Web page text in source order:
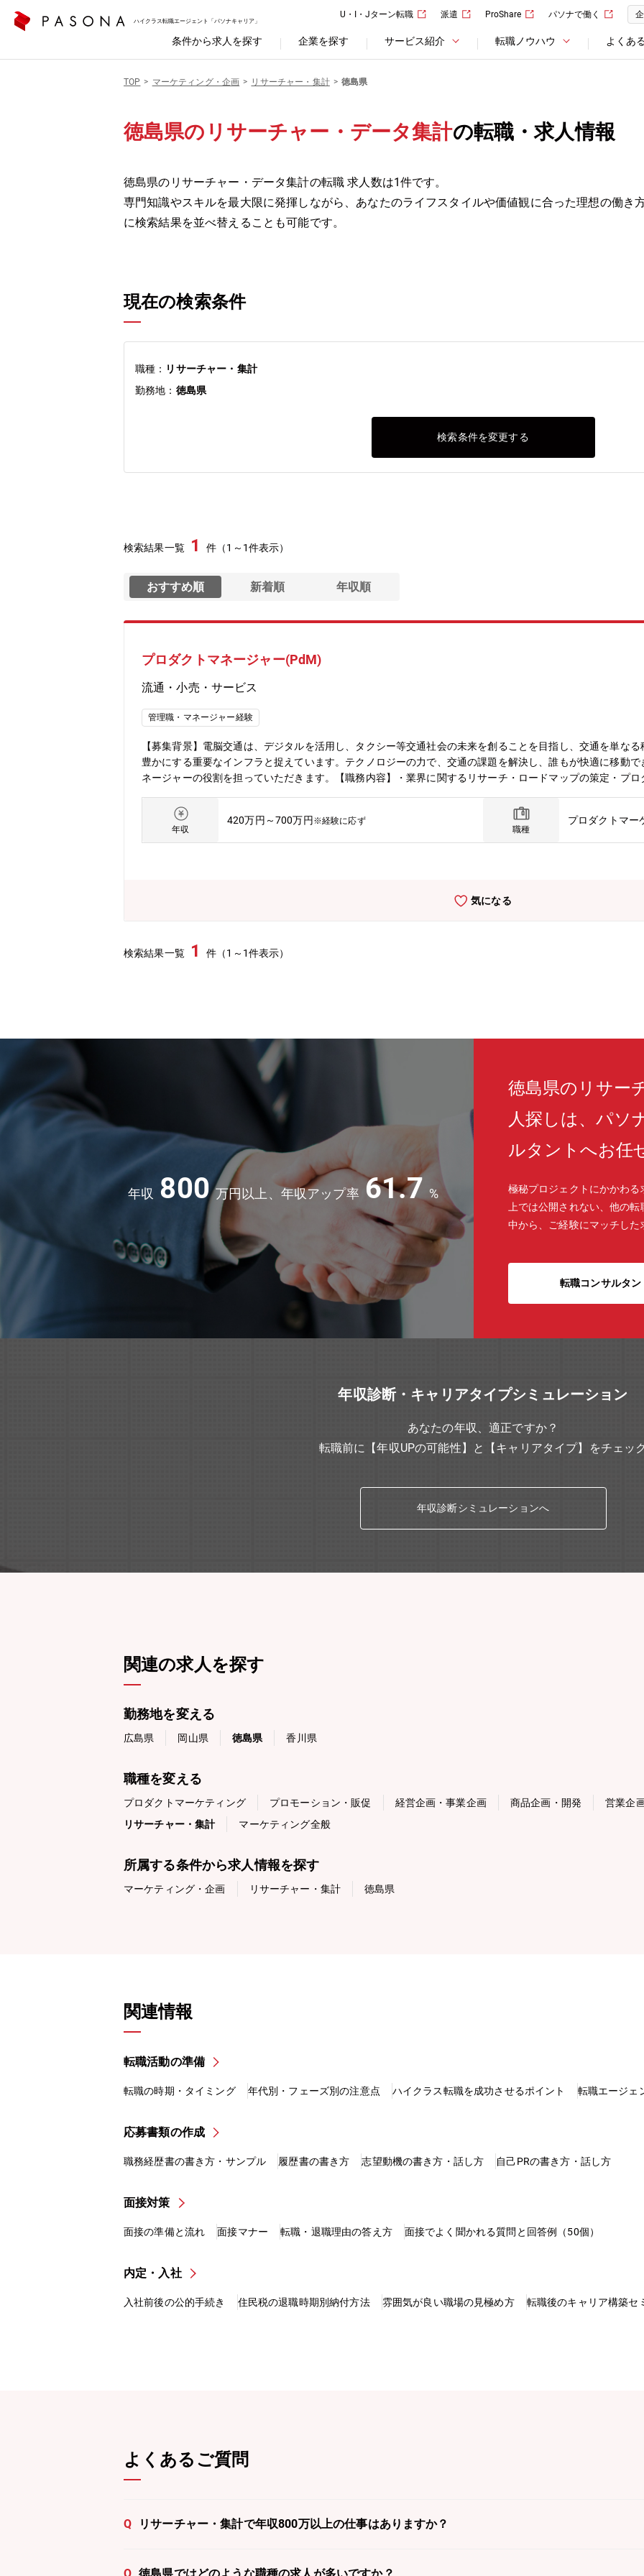
ハイクラス転職エージェント「パソナキャリア」
U・I・Jターン転職 派遣 ProShare パソナで働く
条件から求人を探す 企業を探す サービス紹介 転職ノウハウ よくあ
TOP マーケティング・企画 リサーチャー・集計 徳島県
徳島県のリサーチャー・データ集計の転職・求人情報
徳島県のリサーチャー・データ集計の転職 求人数は1件です。
専門知識やスキルを最大限に発揮しながら、あなたのライフスタイルや価値観に合った理想の働き
に検索結果を並べ替えることも可能です。
現在の検索条件
職種： リサーチャー・集計
勤務地： 徳島県
検索条件を変更する
検索結果一覧 1 件（1～1件表示）
おすすめ順 新着順 年収順
プロダクトマネージャー(PdM)
流通・小売・サービス
管理職・マネージャー経験
【募集背景】電脳交通は、デジタルを活用し、タクシー等交通社会の未来を創ることを目指し、交通を単な
豊かにする重要なインフラと捉えています。テクノロジーの力で、交通の課題を解決し、誰もが快適に移動
ネージャーの役割を担っていただきます。【職務内容】・業界に関するリサーチ・ロードマップの策定・プ
連携しつつ、プロダクトの機能開発の優先度等について検討【得られる経験】・プロジェクトマネジメント
識・論理的思考力・マルチタスク遂行能力【歓迎要件】▼プロダクトマネージャーのご経験▼事業開発/企画
て実行してきた経験▼PLに対する責任を持ちながら事業を推進したご経験▼モダンなビジネスでのプロジェ
年収
420万円～700万円 ※経験に応ず
職種
プロダクトマー
気になる
検索結果一覧 1 件（1～1件表示）
年収 800 万円以上、年収アップ率 61.7 %
徳島県のリサー
人探しは、パソ
ルタントへお任
極秘プロジェクトにかかわ
上では公開されない、他の
中から、ご経験にマッチし
転職コンサルタ
年収診断・キャリアタイプシミュレーション
あなたの年収、適正ですか？
転職前に【年収UPの可能性】と【キャリアタイプ】をチェッ
年収診断シミュレーションへ
関連の求人を探す
勤務地を変える
広島県 岡山県 徳島県 香川県
職種を変える
プロダクトマーケティング プロモーション・販促 経営企画・事業企画 商品企画・開発
営業企
リサーチャー・集計
マーケティング全般
所属する条件から求人情報を探す
マーケティング・企画 リサーチャー・集計 徳島県
関連情報
転職活動の準備
転職の時期・タイミング 年代別・フェーズ別の注意点 ハイクラス転職を成功させるポイント 転職エージェ
応募書類の作成
職務経歴書の書き方・サンプル 履歴書の書き方 志望動機の書き方・話し方 自己PRの書き方・話し方
面接対策
面接の準備と流れ 面接マナー 転職・退職理由の答え方 面接でよく聞かれる質問と回答例（50個）
内定・入社
入社前後の公的手続き 住民税の退職時期別納付方法 雰囲気が良い職場の見極め方 転職後のキャリア構築セ
よくあるご質問
Q リサーチャー・集計で年収800万以上の仕事はありますか？